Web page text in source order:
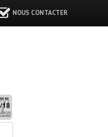
NOUS CONTACTER